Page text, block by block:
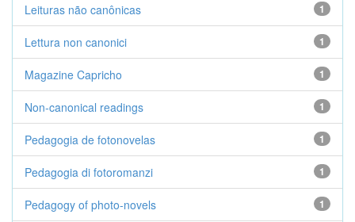
1
Leituras não canônicas
1
Lettura non canonici
1
Magazine Capricho
1
Non-canonical readings
1
Pedagogia de fotonovelas
1
Pedagogia di fotoromanzi
1
Pedagogy of photo-novels